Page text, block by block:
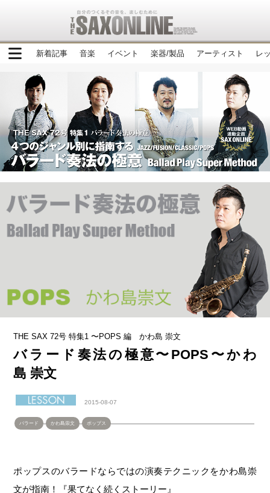
新着記事 音楽 イベント 楽器/製品 アーティスト レ
THE SAX 72号 特集1 〜POPS 編 かわ島 崇文
バラード奏法の極意〜POPS〜かわ
島 崇文
2015-08-07
バラード かわ島崇文 ポップス
ポップスのバラードならではの演奏テクニックをかわ島崇
文が指南！『果てなく続くストーリー』